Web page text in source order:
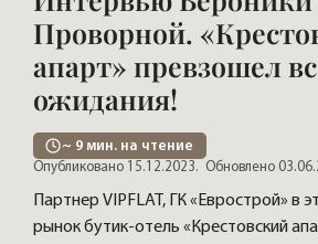
Проворной.
апарт» превзошел
ожидания!
~ 9 мин. на чтение
Опубликовано 15.12.2023. Обновлено
Партнер VIPFLAT, ГК «Еврострой» в
рынок бутик-отель «Крестовский